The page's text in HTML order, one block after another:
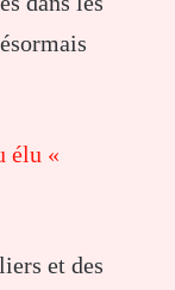
élu «
et des